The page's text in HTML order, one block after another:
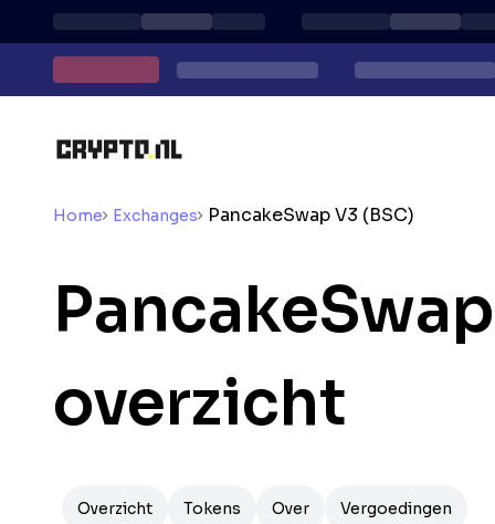
Home Exchanges PancakeSwap V3 (BSC)
overzicht
Overzicht Tokens Over Vergoedingen